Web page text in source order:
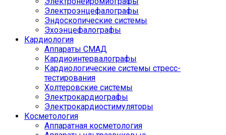
Электроэнцефалографы
Эндоскопические системы
Эхоэнцефалографы
Кардиология
Аппараты СМАД
Кардиоинтервалографы
Кардиологические системы стресс-
тестирования
Холтеровские системы
Электрокардиографы
Электрокардиостимуляторы
Косметология
Аппаратная косметология